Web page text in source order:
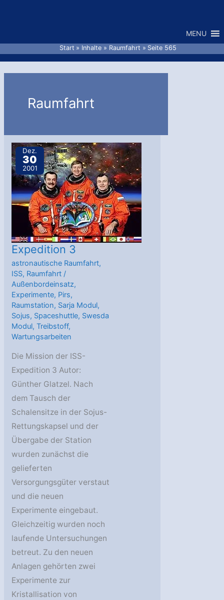
MENU
Start Inhalte Raumfahrt Seite 565
Raumfahrt
Dez.
30
2001
Expedition 3
astronautische Raumfahrt,
ISS, Raumfahrt /
Außenbordeinsatz,
Experimente, Pirs,
Raumstation, Sarja Modul,
Sojus, Spaceshuttle, Swesda
Modul,Treibstoff,
Wartungsarbeiten
Die Mission der ISS-
Expedition 3 Autor:
Günther Glatzel. Nach
dem Tausch der
Schalensitze in der Sojus-
Rettungskapsel und der
Übergabe der Station
wurden zunächst die
gelieferten
Versorgungsgüter verstaut
und die neuen
Experimente eingebaut.
Gleichzeitig wurden noch
laufende Untersuchungen
betreut. Zu den neuen
Anlagen gehörten zwei
Experimente zur
Kristallisation von